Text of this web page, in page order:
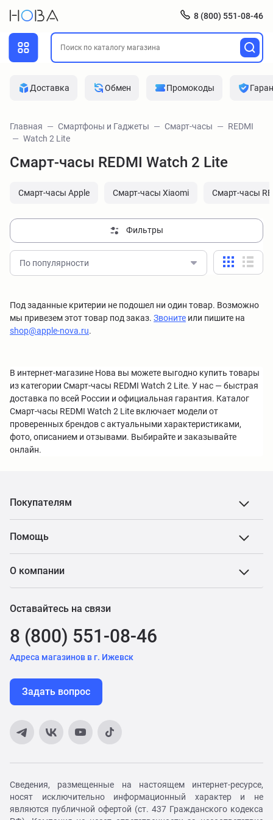
8 (800) 551-08-46
Доставка Обмен Промокоды
Главная Смартфоны и Гаджеты Смарт-часы
REDMI
Watch 2 Lite
Смарт-часы REDMI Watch 2 Lite
Смарт-часы Apple Смарт-часы Xiaomi Смарт-часы
Фильтры
По популярности
Под заданные критерии не подошел ни один товар. Возможно
мы привезем этот товар под заказ. Звоните или пишите на
shop@apple-nova.ru.
В интернет-магазине Нова вы можете выгодно купить товары
из категории Смарт-часы REDMI Watch 2 Lite. У нас — быстрая
доставка по всей России и официальная гарантия. Каталог
Смарт-часы REDMI Watch 2 Lite включает модели от
проверенных брендов с актуальными характеристиками,
фото, описанием и отзывами. Выбирайте и заказывайте
онлайн.
Покупателям
Помощь
О компании
Оставайтесь на связи
8 (800) 551-08-46
Адреса магазинов в г. Ижевск
Задать вопрос
Сведения, размещенные на настоящем интернет-ресурсе,
носят исключительно информационный характер и не
являются публичной офертой (ст. 437 Гражданского кодекса